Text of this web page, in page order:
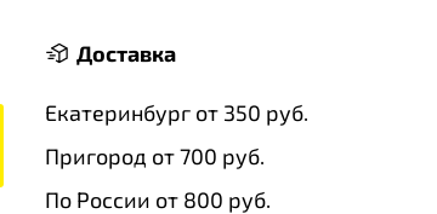
Доставка
Екатеринбург от 350 руб.
Пригород от 700 руб.
По России от 800 руб.